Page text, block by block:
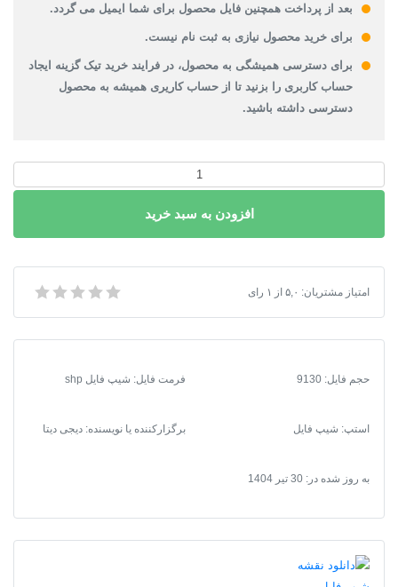
بعد از پرداخت همچنین فایل محصول برای شما ایمیل می گردد.
برای خرید محصول نیازی به ثبت نام نیست.
برای دسترسی همیشگی به محصول، در فرایند خرید تیک گزینه ایجاد
حساب کاربری را بزنید تا از حساب کاریری همیشه به محصول
دسترسی داشته باشید.
نقشه
فایل
هچیرود
عدد
افزودن به سبد خرید
دانلود نقشه شیپ فایل محدوده شهر هچیرود
امتیاز مشتریان: ۵,۰ از ۱ رای
حجم فایل: 9130 فرمت فایل: شیپ فایل shp
استپ: شیپ فایل برگزارکننده یا نویسنده: دیجی دیتا
به روز شده در: 30 تیر 1404